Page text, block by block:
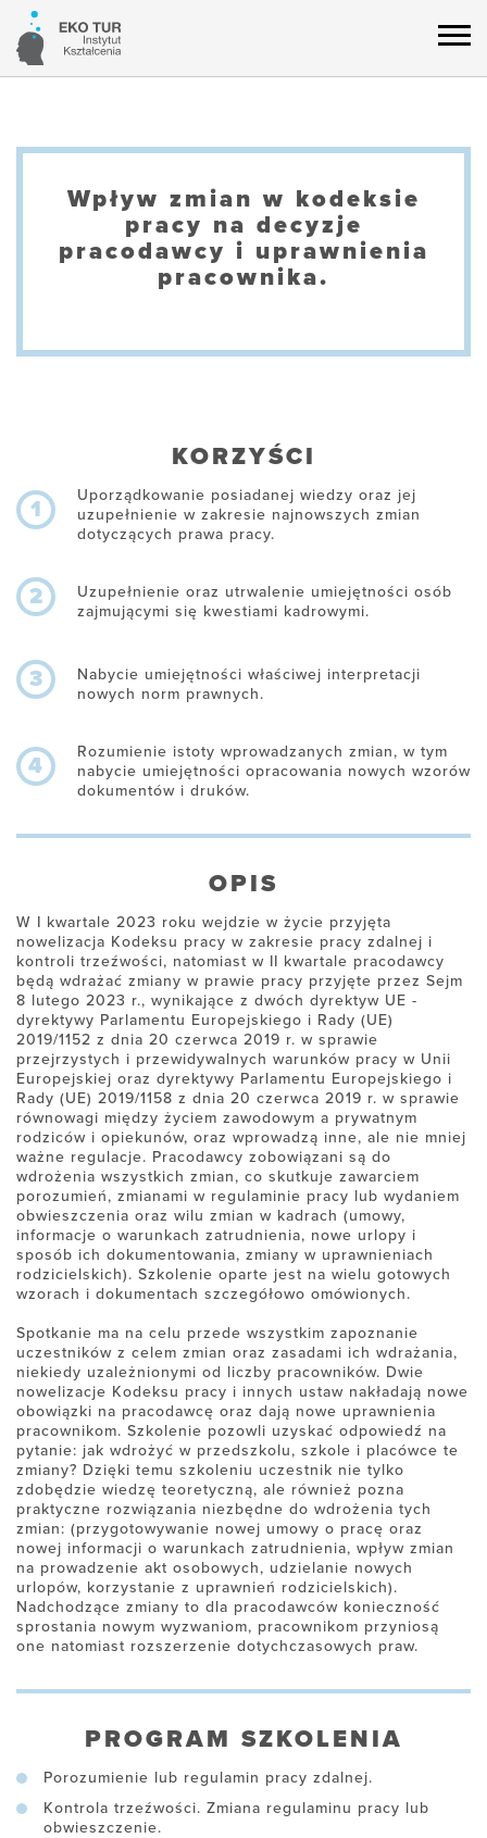
Wpływ zmian w kodeksie
pracy na decyzje
pracodawcy i uprawnienia
pracownika.
KORZYŚCI
1
Uporządkowanie posiadanej wiedzy oraz jej
uzupełnienie w zakresie najnowszych zmian
dotyczących prawa pracy.
2
Uzupełnienie oraz utrwalenie umiejętności osób
zajmującymi się kwestiami kadrowymi.
3
Nabycie umiejętności właściwej interpretacji
nowych norm prawnych.
4
Rozumienie istoty wprowadzanych zmian, w tym
nabycie umiejętności opracowania nowych wzorów
dokumentów i druków.
OPIS
W I kwartale 2023 roku wejdzie w życie przyjęta
nowelizacja Kodeksu pracy w zakresie pracy zdalnej i
kontroli trzeźwości, natomiast w II kwartale pracodawcy
będą wdrażać zmiany w prawie pracy przyjęte przez Sejm
8 lutego 2023 r., wynikające z dwóch dyrektyw UE -
dyrektywy Parlamentu Europejskiego i Rady (UE)
2019/1152 z dnia 20 czerwca 2019 r. w sprawie
przejrzystych i przewidywalnych warunków pracy w Unii
Europejskiej oraz dyrektywy Parlamentu Europejskiego i
Rady (UE) 2019/1158 z dnia 20 czerwca 2019 r. w sprawie
równowagi między życiem zawodowym a prywatnym
rodziców i opiekunów, oraz wprowadzą inne, ale nie mniej
ważne regulacje. Pracodawcy zobowiązani są do
wdrożenia wszystkich zmian, co skutkuje zawarciem
porozumień, zmianami w regulaminie pracy lub wydaniem
obwieszczenia oraz wilu zmian w kadrach (umowy,
informacje o warunkach zatrudnienia, nowe urlopy i
sposób ich dokumentowania, zmiany w uprawnieniach
rodzicielskich). Szkolenie oparte jest na wielu gotowych
wzorach i dokumentach szczegółowo omówionych.
Spotkanie ma na celu przede wszystkim zapoznanie
uczestników z celem zmian oraz zasadami ich wdrażania,
niekiedy uzależnionymi od liczby pracowników. Dwie
nowelizacje Kodeksu pracy i innych ustaw nakładają nowe
obowiązki na pracodawcę oraz dają nowe uprawnienia
pracownikom. Szkolenie pozowli uzyskać odpowiedź na
pytanie: jak wdrożyć w przedszkolu, szkole i placówce te
zmiany? Dzięki temu szkoleniu uczestnik nie tylko
zdobędzie wiedzę teoretyczną, ale również pozna
praktyczne rozwiązania niezbędne do wdrożenia tych
zmian: (przygotowywanie nowej umowy o pracę oraz
nowej informacji o warunkach zatrudnienia, wpływ zmian
na prowadzenie akt osobowych, udzielanie nowych
urlopów, korzystanie z uprawnień rodzicielskich).
Nadchodzące zmiany to dla pracodawców konieczność
sprostania nowym wyzwaniom, pracownikom przyniosą
one natomiast rozszerzenie dotychczasowych praw.
PROGRAM SZKOLENIA
Porozumienie lub regulamin pracy zdalnej.
Kontrola trzeźwości. Zmiana regulaminu pracy lub
obwieszczenie.